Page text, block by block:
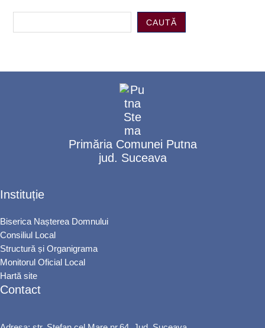
CAUTĂ
Primăria Comunei Putna
jud. Suceava
Instituție
Biserica Nașterea Domnului
Consiliul Local
Structură și Organigrama
Monitorul Oficial Local
Hartă site
Contact